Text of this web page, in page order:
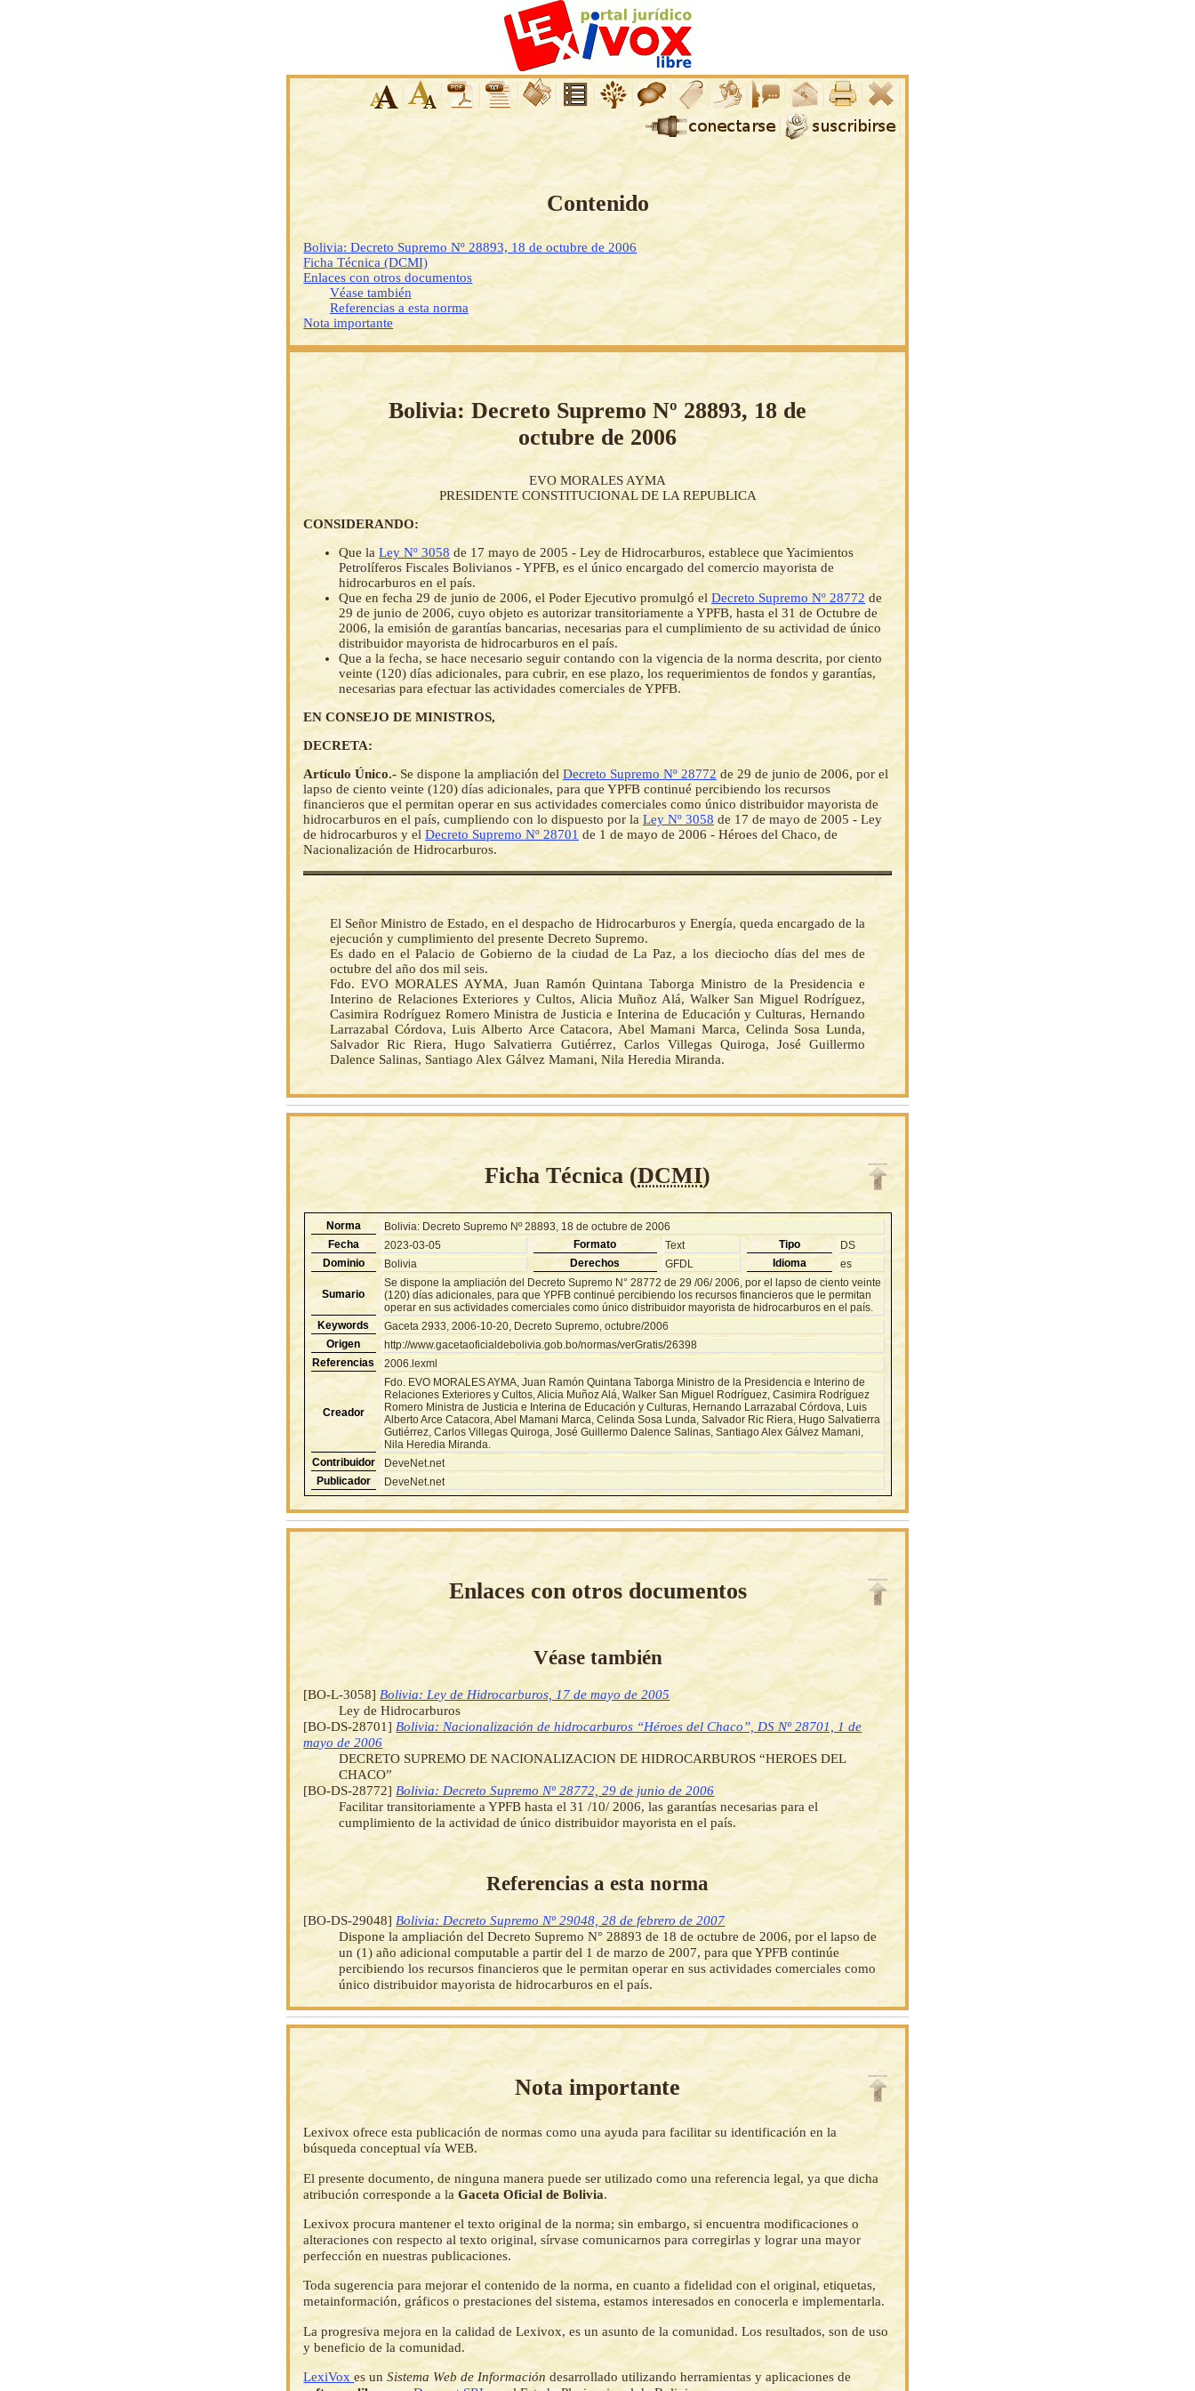
Contenido
Bolivia: Decreto Supremo Nº 28893, 18 de octubre de 2006
Ficha Técnica (DCMI)
Enlaces con otros documentos
Véase también
Referencias a esta norma
Nota importante
Bolivia: Decreto Supremo Nº 28893, 18 de
octubre de 2006
EVO MORALES AYMA
PRESIDENTE CONSTITUCIONAL DE LA REPUBLICA
CONSIDERANDO:
Que la Ley Nº 3058 de 17 mayo de 2005 - Ley de Hidrocarburos, establece que Yacimientos
Petrolíferos Fiscales Bolivianos - YPFB, es el único encargado del comercio mayorista de
hidrocarburos en el país.
Que en fecha 29 de junio de 2006, el Poder Ejecutivo promulgó el Decreto Supremo Nº 28772 de
29 de junio de 2006, cuyo objeto es autorizar transitoriamente a YPFB, hasta el 31 de Octubre de
2006, la emisión de garantías bancarias, necesarias para el cumplimiento de su actividad de único
distribuidor mayorista de hidrocarburos en el país.
Que a la fecha, se hace necesario seguir contando con la vigencia de la norma descrita, por ciento
veinte (120) días adicionales, para cubrir, en ese plazo, los requerimientos de fondos y garantías,
necesarias para efectuar las actividades comerciales de YPFB.
EN CONSEJO DE MINISTROS,
DECRETA:
Artículo Único.- Se dispone la ampliación del Decreto Supremo Nº 28772 de 29 de junio de 2006, por el
lapso de ciento veinte (120) días adicionales, para que YPFB continué percibiendo los recursos
financieros que el permitan operar en sus actividades comerciales como único distribuidor mayorista de
hidrocarburos en el país, cumpliendo con lo dispuesto por la Ley Nº 3058 de 17 de mayo de 2005 - Ley
de hidrocarburos y el Decreto Supremo Nº 28701 de 1 de mayo de 2006 - Héroes del Chaco, de
Nacionalización de Hidrocarburos.
El Señor Ministro de Estado, en el despacho de Hidrocarburos y Energía, queda encargado de la
ejecución y cumplimiento del presente Decreto Supremo.
Es dado en el Palacio de Gobierno de la ciudad de La Paz, a los dieciocho días del mes de
octubre del año dos mil seis.
Fdo. EVO MORALES AYMA, Juan Ramón Quintana Taborga Ministro de la Presidencia e
Interino de Relaciones Exteriores y Cultos, Alicia Muñoz Alá, Walker San Miguel Rodríguez,
Casimira Rodríguez Romero Ministra de Justicia e Interina de Educación y Culturas, Hernando
Larrazabal Córdova, Luis Alberto Arce Catacora, Abel Mamani Marca, Celinda Sosa Lunda,
Salvador Ric Riera, Hugo Salvatierra Gutiérrez, Carlos Villegas Quiroga, José Guillermo
Dalence Salinas, Santiago Alex Gálvez Mamani, Nila Heredia Miranda.
Ficha Técnica (DCMI)
Norma
Bolivia: Decreto Supremo Nº 28893, 18 de octubre de 2006
Fecha
2023-03-05 Formato Text Tipo
DS
Dominio
Bolivia Derechos GFDL Idioma es
Sumario
Se dispone la ampliación del Decreto Supremo N° 28772 de 29 /06/ 2006, por el lapso de ciento veinte
(120) días adicionales, para que YPFB continué percibiendo los recursos financieros que le permitan
operar en sus actividades comerciales como único distribuidor mayorista de hidrocarburos en el país.
Keywords
Gaceta 2933, 2006-10-20, Decreto Supremo, octubre/2006
Origen
http://www.gacetaoficialdebolivia.gob.bo/normas/verGratis/26398
Referencias
2006.lexml
Creador
Fdo. EVO MORALES AYMA, Juan Ramón Quintana Taborga Ministro de la Presidencia e Interino de
Relaciones Exteriores y Cultos, Alicia Muñoz Alá, Walker San Miguel Rodríguez, Casimira Rodríguez
Romero Ministra de Justicia e Interina de Educación y Culturas, Hernando Larrazabal Córdova, Luis
Alberto Arce Catacora, Abel Mamani Marca, Celinda Sosa Lunda, Salvador Ric Riera, Hugo Salvatierra
Gutiérrez, Carlos Villegas Quiroga, José Guillermo Dalence Salinas, Santiago Alex Gálvez Mamani,
Nila Heredia Miranda.
Contribuidor
DeveNet.net
Publicador
DeveNet.net
Enlaces con otros documentos
Véase también
[BO-L-3058] Bolivia: Ley de Hidrocarburos, 17 de mayo de 2005
Ley de Hidrocarburos
[BO-DS-28701] Bolivia: Nacionalización de hidrocarburos “Héroes del Chaco”, DS Nº 28701, 1 de
mayo de 2006
DECRETO SUPREMO DE NACIONALIZACION DE HIDROCARBUROS “HEROES DEL
CHACO”
[BO-DS-28772] Bolivia: Decreto Supremo Nº 28772, 29 de junio de 2006
Facilitar transitoriamente a YPFB hasta el 31 /10/ 2006, las garantías necesarias para el
cumplimiento de la actividad de único distribuidor mayorista en el país.
Referencias a esta norma
[BO-DS-29048] Bolivia: Decreto Supremo Nº 29048, 28 de febrero de 2007
Dispone la ampliación del Decreto Supremo N° 28893 de 18 de octubre de 2006, por el lapso de
un (1) año adicional computable a partir del 1 de marzo de 2007, para que YPFB continúe
percibiendo los recursos financieros que le permitan operar en sus actividades comerciales como
único distribuidor mayorista de hidrocarburos en el país.
Nota importante
Lexivox ofrece esta publicación de normas como una ayuda para facilitar su identificación en la
búsqueda conceptual vía WEB.
El presente documento, de ninguna manera puede ser utilizado como una referencia legal, ya que dicha
atribución corresponde a laGaceta Oficial de Bolivia.
Lexivox procura mantener el texto original de la norma; sin embargo, si encuentra modificaciones o
alteraciones con respecto al texto original, sírvase comunicarnos para corregirlas y lograr una mayor
perfección en nuestras publicaciones.
Toda sugerencia para mejorar el contenido de la norma, en cuanto a fidelidad con el original, etiquetas,
metainformación, gráficos o prestaciones del sistema, estamos interesados en conocerla e implementarla.
La progresiva mejora en la calidad de Lexivox, es un asunto de la comunidad. Los resultados, son de uso
y beneficio de la comunidad.
LexiVoxes unSistema Web de Información desarrollado utilizando herramientas y aplicaciones de